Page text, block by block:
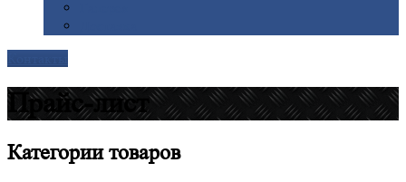
Прайс-лист
Категориитоваров